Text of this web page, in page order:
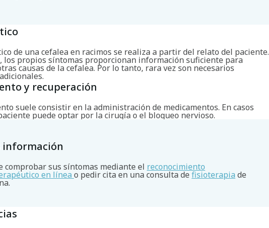
de una cefalea en racimos se realiza a partir del relato del paciente.
los propios síntomas proporcionan información suficiente para
causas de la cefalea. Por lo tanto, rara vez son necesarios
y recuperación
suele consistir en la administración de medicamentos. En casos
puede optar por la cirugía o el bloqueo nervioso.
información
comprobar sus síntomas mediante el reconocimiento
en línea o pedir cita en una consulta de fisioterapia de